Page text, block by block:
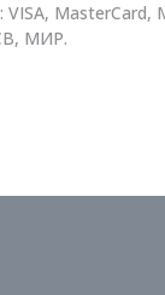
VISA, MasterCard,
МИР.